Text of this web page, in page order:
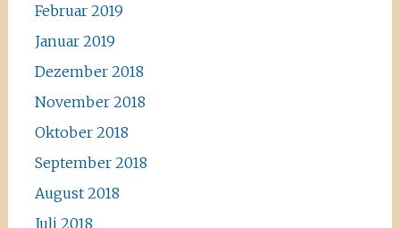
Februar 2019
Januar 2019
Dezember 2018
November 2018
Oktober 2018
September 2018
August 2018
Juli 2018